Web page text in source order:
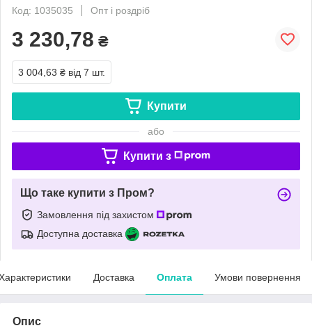
Код: 1035035
Опт і роздріб
3 230,78 ₴
3 004,63 ₴ від 7 шт.
Купити
або
Купити з
Що таке купити з Пром?
Замовлення під захистом
Доступна доставка
Доставка Оплата Умови повернення
Опис